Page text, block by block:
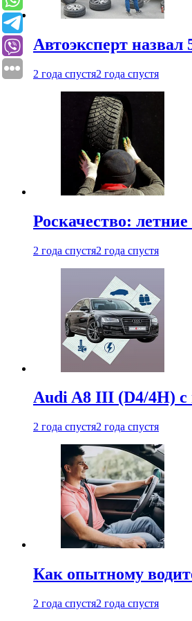
Автоэксперт
2 года спустя2 года спустя
Роскачество:
2 года спустя2 года спустя
Audi A8 III (D4/4H) c
2 года спустя2 года спустя
Как опытному
2 года спустя2 года спустя